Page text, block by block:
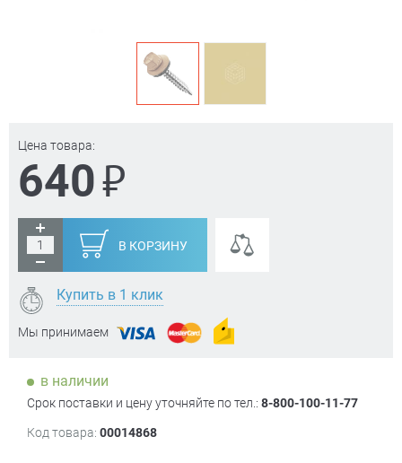
Цена товара:
640₽
В КОРЗИНУ
Купить в 1 клик
Мы принимаем
в наличии
Срок поставки и цену уточняйте по тел.: 8-800-100-11-77
Код товара: 00014868